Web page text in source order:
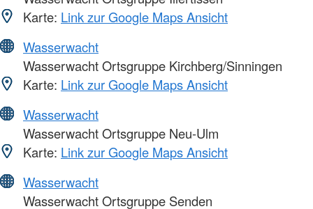
Karte: Link zur Google Maps Ansicht
Wasserwacht
Wasserwacht Ortsgruppe Kirchberg/Sinningen
Karte: Link zur Google Maps Ansicht
Wasserwacht
Wasserwacht Ortsgruppe Neu-Ulm
Karte: Link zur Google Maps Ansicht
Wasserwacht
Wasserwacht Ortsgruppe Senden